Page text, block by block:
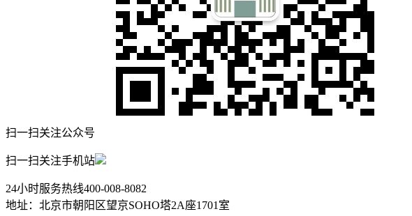
扫一扫关注公众号
扫一扫关注手机站
24小时服务热线400-008-8082
地址：北京市朝阳区望京SOHO塔2A座1701室